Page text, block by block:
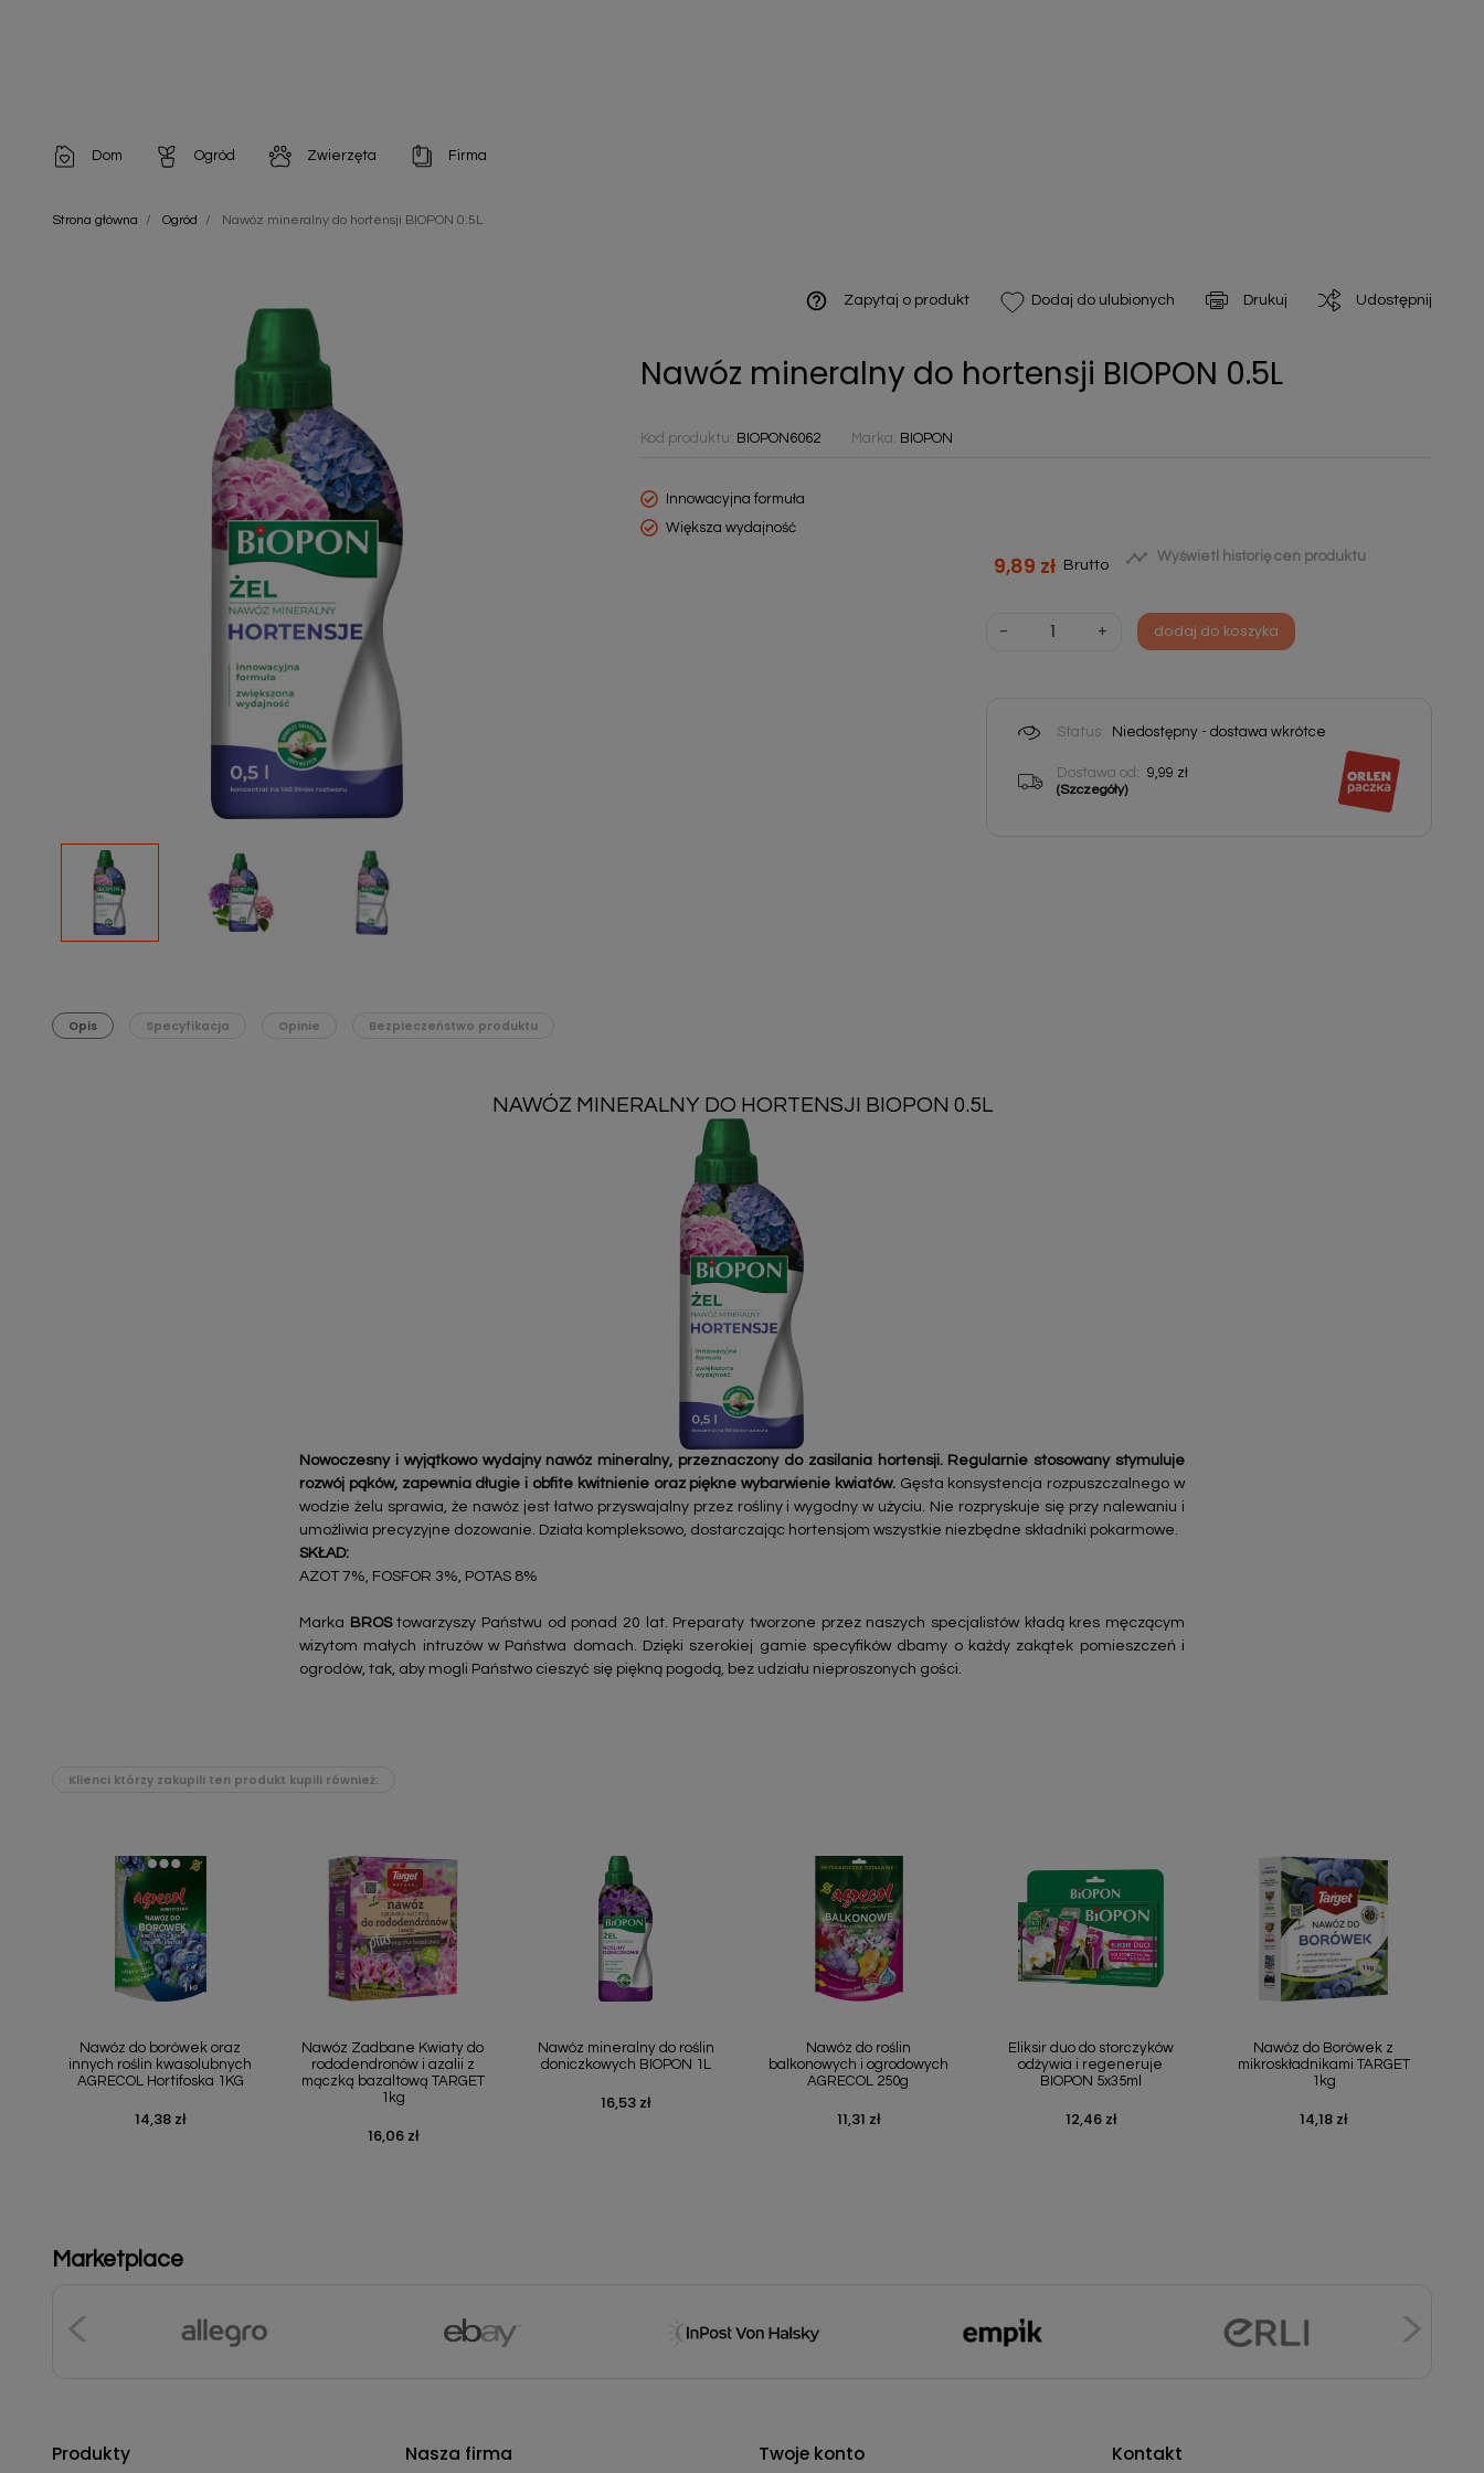
Dom
Artykuły dekoracyjne
Ogród
Chemia do architektury ogrodowej
Odstraszacze owadów
Odstraszacze zwierząt
Narzędzia ogrodnicze
Pozostałe
Środki ochrony roślin
Środki ochrony roślin dla profesjonalistów
Zobacz wszystkie
Zwierzęta
Szampony i odżywki
Chusteczki nawilżane
Zobacz wszystkie
Firma
Artykuły Higieniczne
Strona główna Ogród Nawóz mineralny do hortensji BIOPON 0.5L
help_outline Zapytaj o produkt Dodaj do ulubionych Drukuj Udostępnij
Nawóz mineralny do hortensji BIOPON 0.5L
Kod produktu: BIOPON6062 Marka: BIOPON
Innowacyjna formuła
Większa wydajność
9,89 zł Brutto  Wyświetl historię cen produktu
- + dodaj do koszyka
Status: Niedostępny - dostawa wkrótce
Dostawa od: 9,99 zł
(Szczegóły)
Opis Specyfikacja Opinie Bezpieczeństwo produktu
NAWÓZ MINERALNY DO HORTENSJI BIOPON 0.5L
Nowoczesny i wyjątkowo wydajny nawóz mineralny, przeznaczony do zasilania hortensji. Regularnie stosowany stymuluje
rozwój pąków, zapewnia długie i obfite kwitnienie oraz piękne wybarwienie kwiatów.Gęsta konsystencja rozpuszczalnego w
wodzie żelu sprawia, że nawóz jest łatwo przyswajalny przez rośliny i wygodny w użyciu. Nie rozpryskuje się przy nalewaniu i
umożliwia precyzyjne dozowanie. Działa kompleksowo, dostarczając hortensjom wszystkie niezbędne składniki pokarmowe.
SKŁAD:
AZOT 7%, FOSFOR 3%, POTAS 8%
Marka BROStowarzyszy Państwu od ponad 20 lat. Preparaty tworzone przez naszych specjalistów kładą kres męczącym
wizytom małych intruzów w Państwa domach. Dzięki szerokiej gamie specyfików dbamy o każdy zakątek pomieszczeń i
ogrodów, tak, aby mogli Państwo cieszyć się piękną pogodą, bez udziału nieproszonych gości.
Klienci którzy zakupili ten produkt kupili również:
Nawóz do borówek oraz
innych roślin kwasolubnych
AGRECOL Hortifoska 1KG
Cena
14,38 zł
Nawóz Zadbane Kwiaty do
rododendronów i azalii z
mączką bazaltową TARGET
1kg
Cena
16,06 zł
Nawóz mineralny do roślin
doniczkowych BIOPON 1L
Cena
16,53 zł
Nawóz do roślin
balkonowych i ogrodowych
AGRECOL 250g
Cena
11,31 zł
Eliksir duo do storczyków
odżywia i regeneruje
BIOPON 5x35ml
Cena
12,46 zł
Nawóz do Borówek z
mikroskładnikami TARGET
1kg
Cena
14,18 zł
Marketplace
Produkty Nasza firma Twoje konto Kontakt